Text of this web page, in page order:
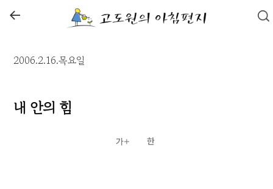
←
2006.2.16.목요일
내 안의 힘